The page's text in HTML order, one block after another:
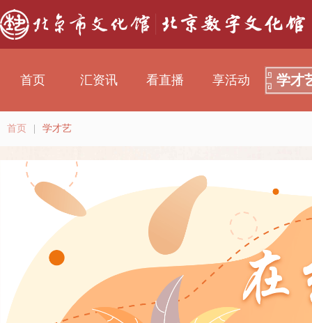
首页 汇资讯 看直播 享活动 学才
首页 学才艺